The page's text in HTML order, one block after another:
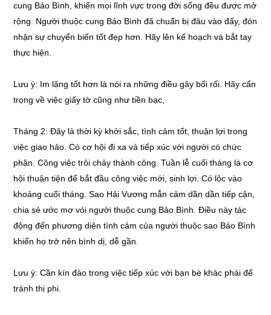
cung Bảo Bình, khiến mọi lĩnh vực trong đời sống đều được mở
rộng. Người thuộc cung Bảo Bình đã chuẩn bị đâu vào đấy, đón
nhận sự chuyển biến tốt đẹp hơn. Hãy lên kế hoạch và bắt tay
thực hiện.
Lưu ý: Im lặng tốt hơn là nói ra những điều gây bối rối. Hãy cẩn
trọng về việc giấy tờ cũng như tiền bạc,
Tháng 2: Đây là thời kỳ khởi sắc, tình cảm tốt, thuận lợi trong
việc giao hảo. Có cơ hội đi xa và tiếp xúc với người có chức
phận. Công việc trôi chảy thành công. Tuần lễ cuối tháng là cơ
hội thuận tiện để bắt đầu công việc mới, sinh lợi. Có lộc vào
khoảng cuối tháng. Sao Hải Vương mẫn cảm dần dần tiếp cận,
chia sẻ ước mơ vói người thuộc cung Bảo Bình. Điều này tác
động đến phương diện tình cảm của người thuộc sao Bảo Bình
khiển họ trở nên bình dị, dễ gần.
Lưu ý: Cần kín đáo trong việc tiếp xúc với bạn bè khác phái để
tránh thị phi.